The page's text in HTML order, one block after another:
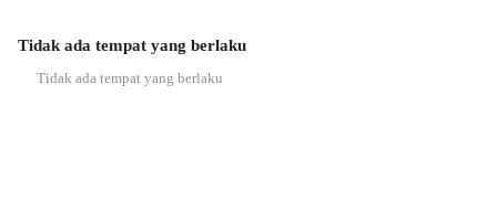
Tidak ada tempat yang berlaku
Tidak ada tempat yang berlaku